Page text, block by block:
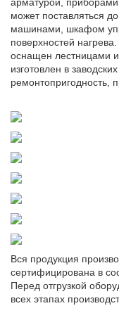
может поставляться
машинами, шкафом
поверхностей
оснащен лестницами
изготовлен в
ремонтопригодность,
Вся продукция
сертифицирована в
Перед отгрузкой
всех этапах